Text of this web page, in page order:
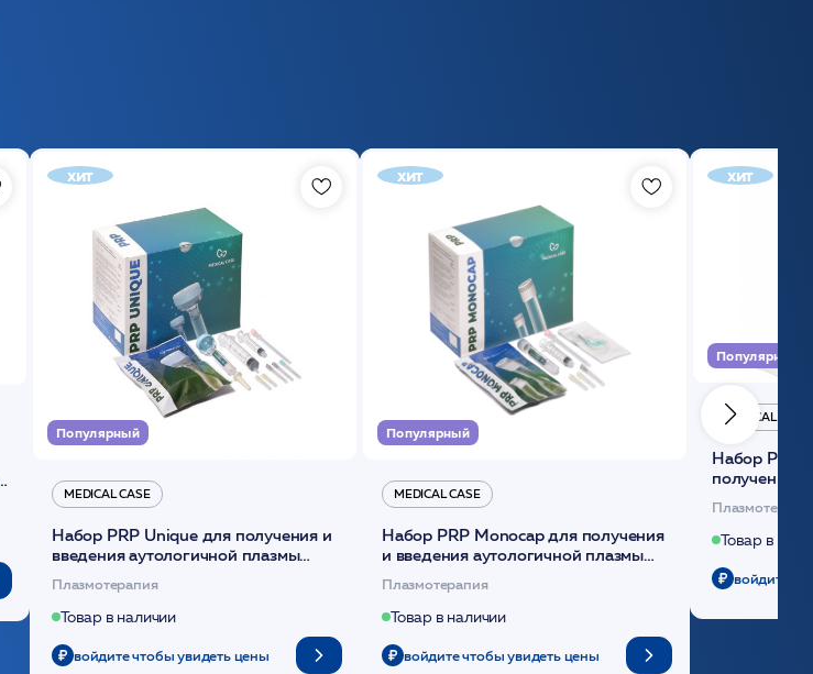
хит
Популярный
MEDICAL CASE
Набор PRP Unique для получения и
введения аутологичной плазмы
(саше 1шт)/Medical Case
Плазмотерапия
Товар в наличии
войдите чтобы увидеть цены
хит
Популярный
MEDICAL CASE
Набор PRP Monocap для получения
и введения аутологичной плазмы
(саше 1шт)/Medical Case
Плазмотерапия
Товар в наличии
войдите чтобы увидеть цены
хит
Популярный
MEDICAL CASE
Набор Plasmoactive Стандарт для
получения
плазмы
Товар в
войдите